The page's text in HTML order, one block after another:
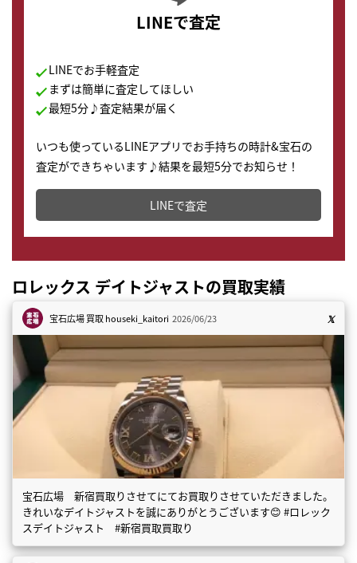
LINEで査定
LINEでお手軽査定
まずは簡単に査定してほしい
最短5分♪査定結果が届く
いつも使っているLINEアプリでお手持ちの時計&宝石の
査定ができちゃいます♪結果を最短5分でお知らせ！
どこからでもすぐに査定金額を知ることが出来ます。
LINEで査定
ロレックス デイトジャストの買取実績
宝石広場 買取houseki_kaitori 2026/06/23
宝石広場 新宿買取りさせてにてお買取りさせていただきました。
きれいなデイトジャストを誠にありがとうございます😊 #ロレック
スデイトジャスト #新宿買取買取り